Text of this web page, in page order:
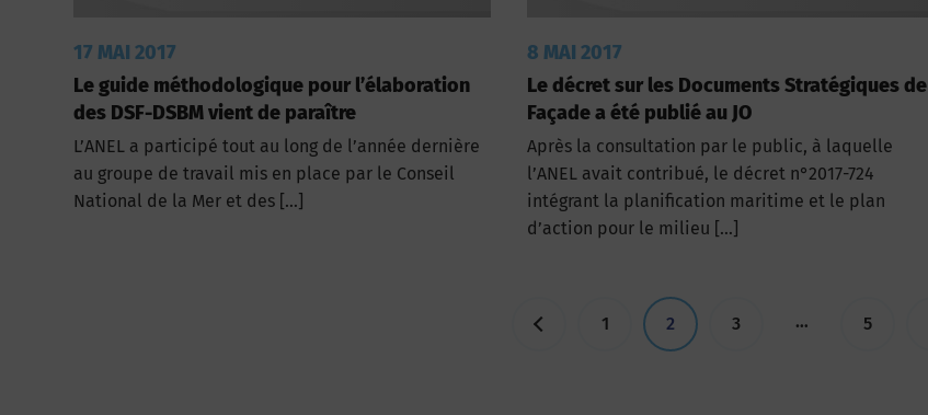
17 MAI 2017
Le guide méthodologique pour l’élaboration
des DSF-DSBM vient de paraître
L’ANEL a participé tout au long de l’année dernière
au groupe de travail mis en place par le Conseil
National de la Mer et des […]
8 MAI 2017
Le décret sur les Documents Stratégiques de
Façade a été publié au JO
Après la consultation par le public, à laquelle
l’ANEL avait contribué, le décret n°2017-724
intégrant la planification maritime et le plan
d’action pour le milieu […]
1 2 3 … 5